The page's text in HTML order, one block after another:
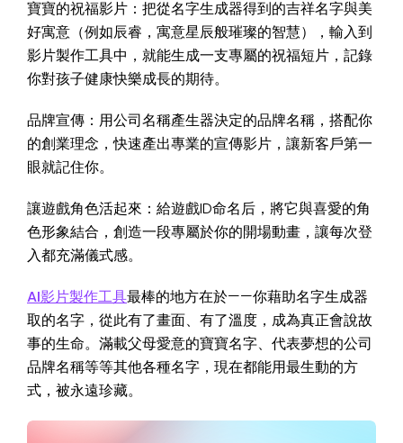
寶寶的祝福影片：把從名字生成器得到的吉祥名字與美
好寓意（例如辰睿，寓意星辰般璀璨的智慧），輸入到
影片製作工具中，就能生成一支專屬的祝福短片，記錄
你對孩子健康快樂成長的期待。
品牌宣傳：用公司名稱產生器決定的品牌名稱，搭配你
的創業理念，快速產出專業的宣傳影片，讓新客戶第一
眼就記住你。
讓遊戲角色活起來：給遊戲ID命名后，將它與喜愛的角
色形象結合，創造一段專屬於你的開場動畫，讓每次登
入都充滿儀式感。
AI影片製作工具最棒的地方在於——你藉助名字生成器
取的名字，從此有了畫面、有了溫度，成為真正會說故
事的生命。滿載父母愛意的寶寶名字、代表夢想的公司
品牌名稱等等其他各種名字，現在都能用最生動的方
式，被永遠珍藏。